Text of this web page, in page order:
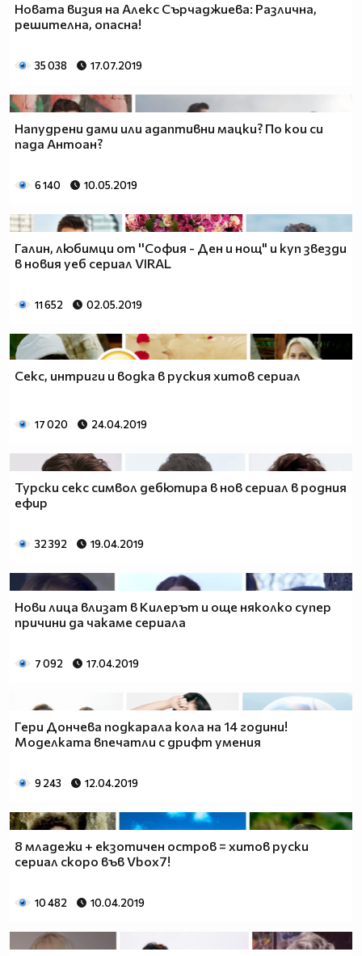
Новата визия на Алекс Сърчаджиева: Различна,
решителна, опасна!
35 038 17.07.2019
Напудрени дами или адаптивни мацки? По кои си
пада Антоан?
6 140 10.05.2019
Галин, любимци от ''София - Ден и нощ" и куп звезди
в новия уеб сериал VIRAL
11 652 02.05.2019
Секс, интриги и водка в руския хитов сериал
17 020 24.04.2019
Турски секс символ дебютира в нов сериал в родния
ефир
32 392 19.04.2019
Нови лица влизат в Килерът и още няколко супер
причини да чакаме сериала
7 092 17.04.2019
Гери Дончева подкарала кола на 14 години!
Моделката впечатли с дрифт умения
9 243 12.04.2019
8 младежи + екзотичен остров = хитов руски
сериал скоро във Vbox7!
10 482 10.04.2019